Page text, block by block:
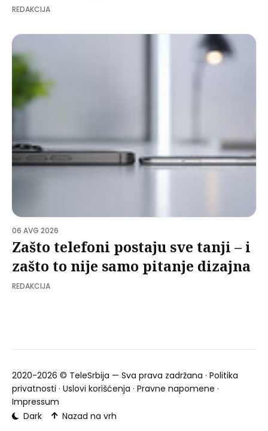
REDAKCIJA
06 AVG 2026
Zašto telefoni postaju sve tanji – i
zašto to nije samo pitanje dizajna
REDAKCIJA
2020-2026 © TeleSrbija — Sva prava zadržana · Politika
privatnosti · Uslovi korišćenja · Pravne napomene ·
Impressum
Dark
Nazad na vrh